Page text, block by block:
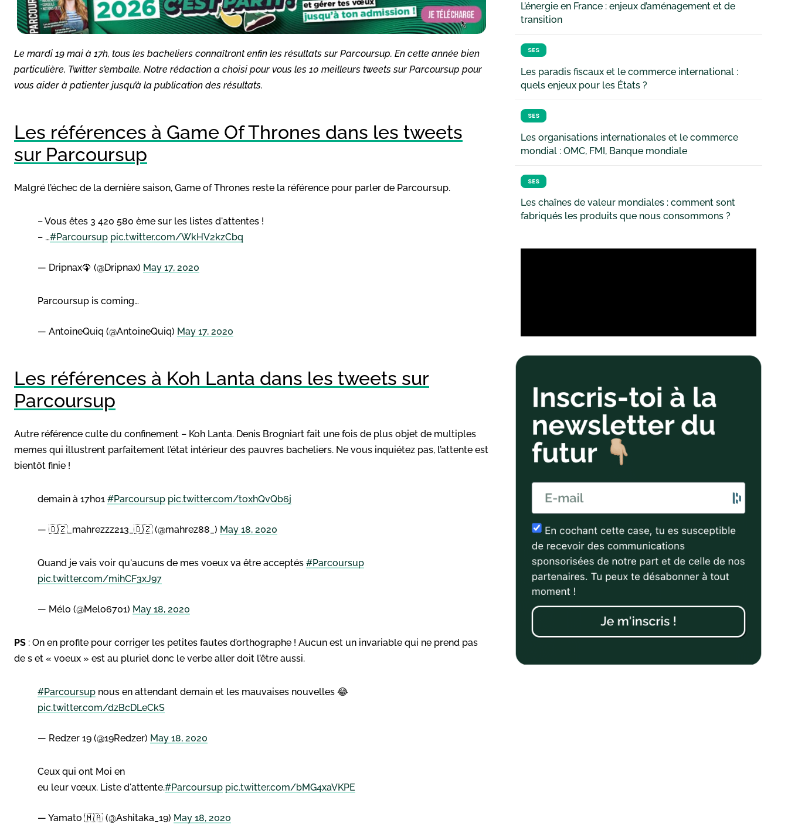
Le mardi 19 mai à 17h, tous les bacheliers connaîtront enfin les résultats sur Parcoursup. En cette année bien
particulière, Twitter s’emballe. Notre rédaction a choisi pour vous les 10 meilleurs tweets sur Parcoursup pour
vous aider à patienter jusqu’à la publication des résultats.
Les références à Game Of Thrones dans les tweets
sur Parcoursup
Malgré l’échec de la dernière saison, Game of Thrones reste la référence pour parler de Parcoursup.
– Vous êtes 3 420 580 ème sur les listes d'attentes !
– …#Parcoursup pic.twitter.com/WkHV2kzCbq
— Dripnax🦚 (@Dripnax) May 17, 2020
Parcoursup is coming…
— AntoineQuiq (@AntoineQuiq) May 17, 2020
Les références à Koh Lanta dans les tweets sur
Parcoursup
Autre référence culte du confinement – Koh Lanta. Denis Brogniart fait une fois de plus objet de multiples
memes qui illustrent parfaitement l’état intérieur des pauvres bacheliers. Ne vous inquiétez pas, l’attente est
bientôt finie !
demain à 17h01 #Parcoursup pic.twitter.com/toxhQvQb6j
— 🇩🇿_mahrezzz213_🇩🇿 (@mahrez88_) May 18, 2020
Quand je vais voir qu'aucuns de mes voeux va être acceptés #Parcoursup
pic.twitter.com/mihCF3xJ97
— Mélo (@Melo6701) May 18, 2020
PS : On en profite pour corriger les petites fautes d’orthographe ! Aucun est un invariable qui ne prend pas
de s et « voeux » est au pluriel donc le verbe aller doit l’être aussi.
#Parcoursup nous en attendant demain et les mauvaises nouvelles 😂
pic.twitter.com/dzBcDLeCkS
— Redzer 19 (@19Redzer) May 18, 2020
Ceux qui ont Moi en
eu leur vœux. Liste d'attente.#Parcoursup pic.twitter.com/bMG4xaVKPE
— Yamato 🇲🇦 (@Ashitaka_19) May 18, 2020
L’énergie en France : enjeux d’aménagement et de
transition
SES
Les paradis fiscaux et le commerce international :
quels enjeux pour les États ?
SES
Les organisations internationales et le commerce
mondial : OMC, FMI, Banque mondiale
SES
Les chaînes de valeur mondiales : comment sont
fabriqués les produits que nous consommons ?